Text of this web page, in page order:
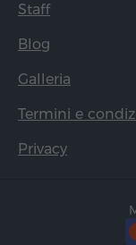
Staff
Blog
Galleria
Termini e
Privacy